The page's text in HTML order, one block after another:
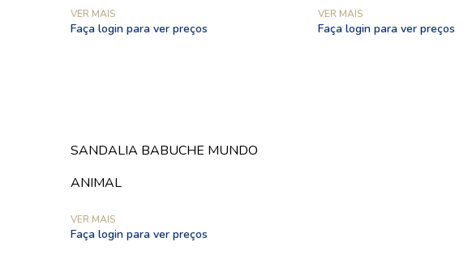
VER MAIS
Faça login para ver preços
VER MAIS
Faça login para ver preços
SANDALIA BABUCHE MUNDO
ANIMAL
VER MAIS
Faça login para ver preços